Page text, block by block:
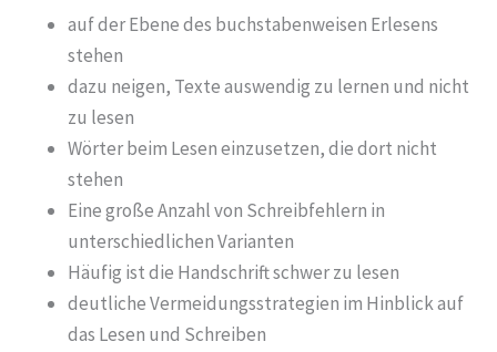
auf der Ebene des buchstabenweisen Erlesens
stehen
dazu neigen, Texte auswendig zu lernen und nicht
zu lesen
Wörter beim Lesen einzusetzen, die dort nicht
stehen
Eine große Anzahl von Schreibfehlern in
unterschiedlichen Varianten
Häufig ist die Handschrift schwer zu lesen
deutliche Vermeidungsstrategien im Hinblick auf
das Lesen und Schreiben